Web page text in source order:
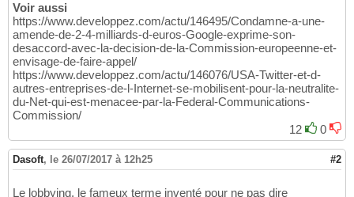
Voir aussi
https://www.developpez.com/actu/146495/Condamne-a-une-
amende-de-2-4-milliards-d-euros-Google-exprime-son-
desaccord-avec-la-decision-de-la-Commission-europeenne-et-
envisage-de-faire-appel/
https://www.developpez.com/actu/146076/USA-Twitter-et-d-
autres-entreprises-de-l-Internet-se-mobilisent-pour-la-neutralite-
du-Net-qui-est-menacee-par-la-Federal-Communications-
Commission/
12
0
Dasoft, le 26/07/2017 à 12h25 #2
Le lobbying, le fameux terme inventé pour ne pas dire